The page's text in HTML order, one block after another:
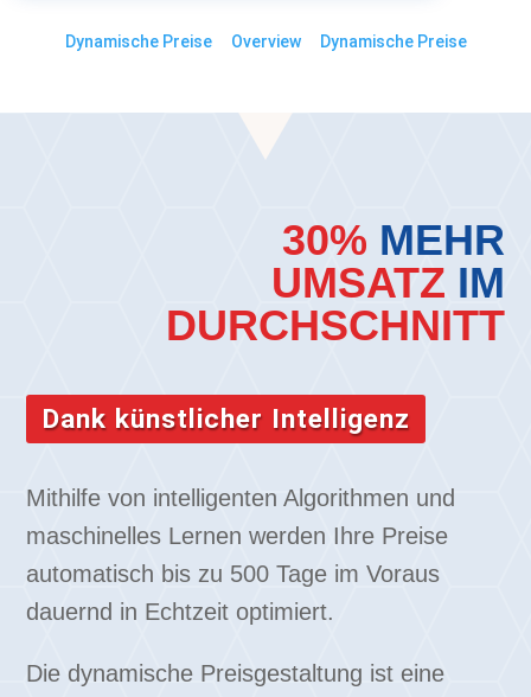
Dynamische Preise Overview Dynamische Preise
30% MEHR
UMSATZ IM
DURCHSCHNITT
Dank künstlicher Intelligenz
Mithilfe von intelligenten Algorithmen und
maschinelles Lernen werden Ihre Preise
automatisch bis zu 500 Tage im Voraus
dauernd in Echtzeit optimiert.
Die dynamische Preisgestaltung ist eine